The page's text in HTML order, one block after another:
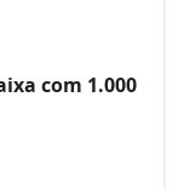
com 1.000